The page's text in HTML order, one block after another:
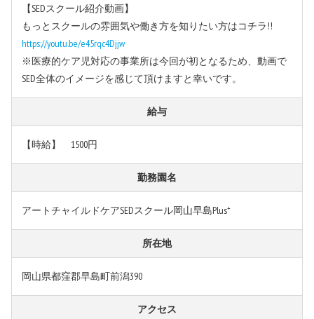
【SEDスクール紹介動画】
もっとスクールの雰囲気や働き方を知りたい方はコチラ!!
https://youtu.be/e45rqc4Djjw
※医療的ケア児対応の事業所は今回が初となるため、動画で
SED全体のイメージを感じて頂けますと幸いです。
給与
【時給】 1500円
勤務園名
アートチャイルドケアSEDスクール岡山早島Plus⁺
所在地
岡山県都窪郡早島町前潟390
アクセス